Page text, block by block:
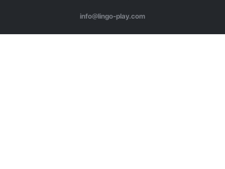
info@lingo-play.com